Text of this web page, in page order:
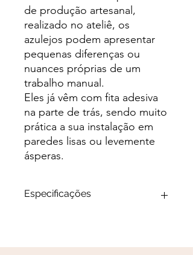
de produção artesanal,
realizado no ateliê, os
azulejos podem apresentar
pequenas diferenças ou
nuances próprias de um
trabalho manual.
Eles já vêm com fita adesiva
na parte de trás, sendo muito
prática a sua instalação em
paredes lisas ou levemente
ásperas.
Especificações
Paleta: Azul Cobalto